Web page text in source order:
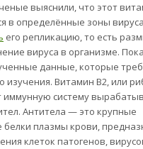
выяснили, что этот
в определённые зоны
его репликацию, то есть
вируса в организме.
данные, которые
изучения. Витамин В2, или
иммунную систему
Антитела — это крупные
белки плазмы крови,
клеток патогенов,